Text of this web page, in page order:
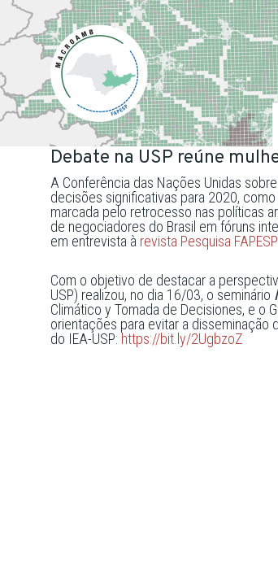
Debate na USP reúne
A Conferência das Nações Unidas
decisões significativas para 2020,
marcada pelo retrocesso nas políticas
de negociadores do Brasil em fóruns
em entrevista à revista Pesquisa FAPESP
Com o objetivo de destacar a
USP) realizou, no dia 16/03, o seminário
Climático y Tomada de Decisiones, e o
orientações para evitar a disseminação
do IEA-USP: https://bit.ly/2UgbzoZ